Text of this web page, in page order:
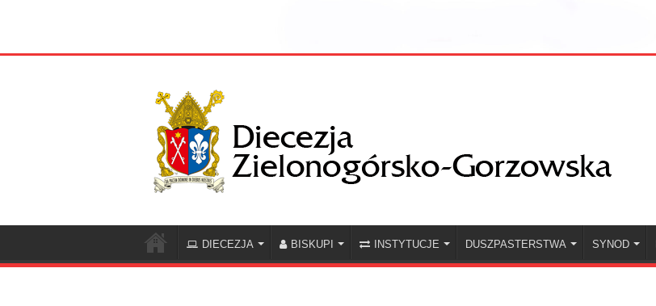
DIECEZJA BISKUPI INSTYTUCJE DUSZPASTERSTWA SYNOD